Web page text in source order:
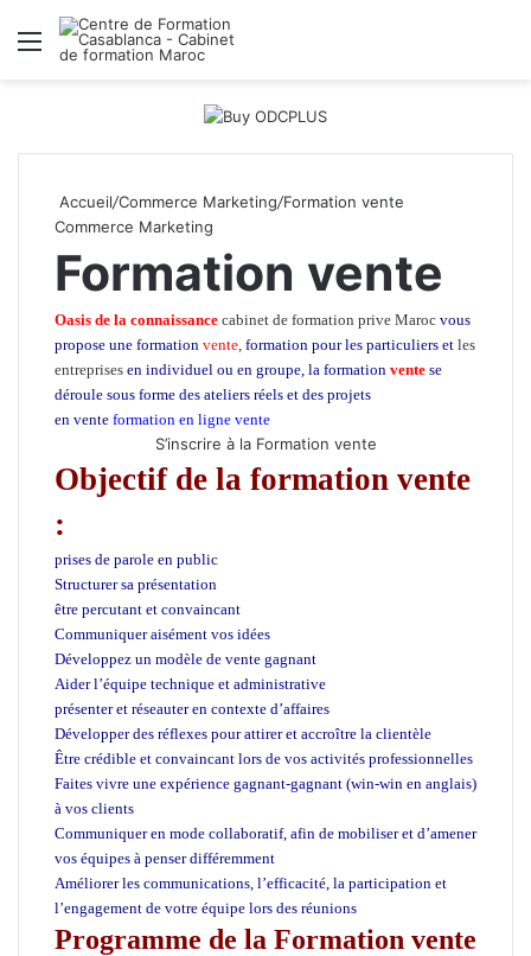
Menu
Accueil/Commerce Marketing/Formation vente
Commerce Marketing
Formation vente
Oasis de la connaissance cabinet de formation prive Maroc vous
propose une formation vente formation pour les particuliers et les
entreprises en individuel ou en groupe, la formation vente se
déroule sous forme des ateliers réels et des projets
en vente formation en ligne vente
S’inscrire à la Formation vente
Objectif de la formation vente
:
prises de parole en public
Structurer sa présentation
être percutant et convaincant
Communiquer aisément vos idées
Développez un modèle de vente gagnant
Aider l’équipe technique et administrative
présenter et réseauter en contexte d’affaires
Développer des réflexes pour attirer et accroître la clientèle
Être crédible et convaincant lors de vos activités professionnelles
Faites vivre une expérience gagnant-gagnant (win-win en anglais)
à vos clients
Communiquer en mode collaboratif, afin de mobiliser et d’amener
vos équipes à penser différemment
Améliorer les communications, l’efficacité, la participation et
l’engagement de votre équipe lors des réunions
Programme de la Formation vente